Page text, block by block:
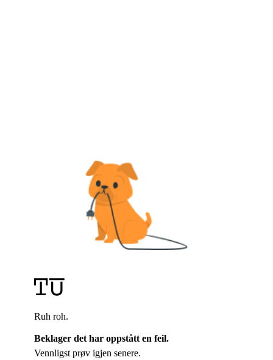
Ruh roh.
Beklager det har oppstått en feil.
Vennligst prøv igjen senere.